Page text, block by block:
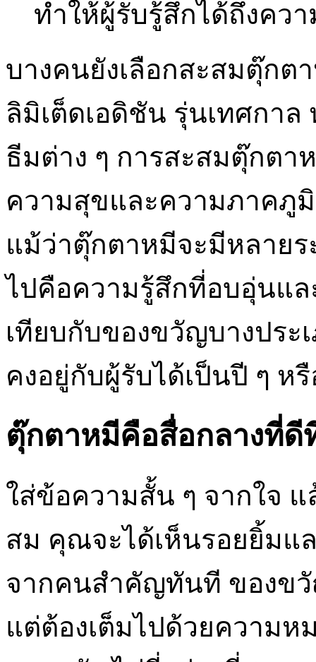
ทำให้ผู้รับรู้สึกได้ถึงคว
บางคนยังเลือกสะสมตุ๊กต
ลิมิเต็ดเอดิชัน รุ่นเทศกา
ธีมต่าง ๆ การสะสมตุ๊กตา
ความสุขและความภาคภูมิ
แม้ว่าตุ๊กตาหมีจะมีหลาย
ไปคือความรู้สึกที่อบอุ่นแล
เทียบกับของขวัญบางปร
คงอยู่กับผู้รับได้เป็นปี ๆ ห
ตุ๊กตาหมีคือสื่อกลางที่ดี
ใส่ข้อความสั้น ๆ จากใจ แ
สม คุณจะได้เห็นรอยยิ้มแ
จากคนสำคัญทันที ของข
แต่ต้องเต็มไปด้วยความ